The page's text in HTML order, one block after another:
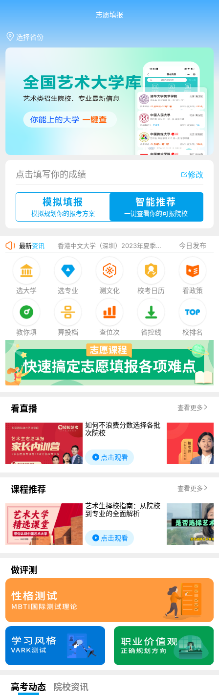
志愿填报
选择省份
点击填写你的成绩 修改
模拟填报
模拟规划你的报考方案
智能推荐
一键查看你的可报院校
最新资讯
广州华立科技职业学院2023年夏季高考招生简章
香港中文大学（深圳）2023年夏季高考招生简章
厦门大学嘉庚学院2023年艺术类招生简章
今日发布
选大学 选专业 测文化 校考日历 看政策
教你填 算投档 查位次 省控线 校排名
看直播 查看更多
如何不浪费分数选择各批
次院校
点击观看
课程推荐 查看更多
艺术生择校指南：从院校
到专业的全面解析
点击观看
做评测
高考动态 院校资讯